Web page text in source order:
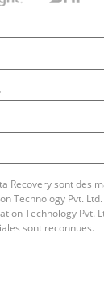
Recovery sont des
Technology Pvt. Ltd.
Technology Pvt.
sont reconnues.